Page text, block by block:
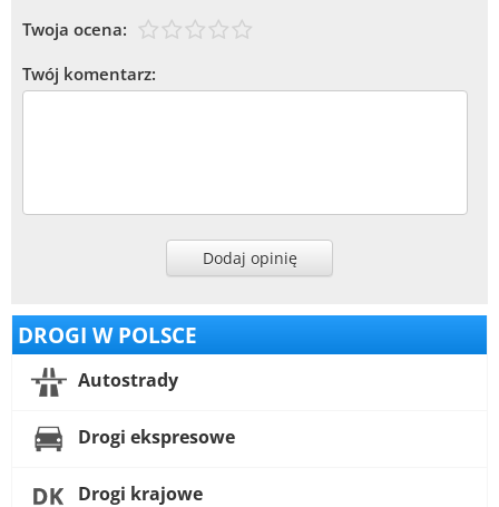
Twoja ocena:
Twój komentarz:
Dodaj opinię
DROGI W POLSCE
Autostrady
Drogi ekspresowe
Drogi krajowe